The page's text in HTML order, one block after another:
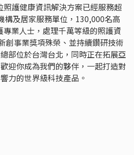
護健康資訊解決方案已經服務超
構及居家服務單位，130,000名高
業人士，處理千萬等級的照護資
創事業獎項殊榮、並持續鑽研技術
部位於台灣台北，同時正在拓展亞
迎你成為我們的夥伴，一起打造對
力的世界級科技產品。